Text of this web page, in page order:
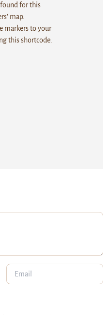
for this
map.
markers to your
this shortcode.